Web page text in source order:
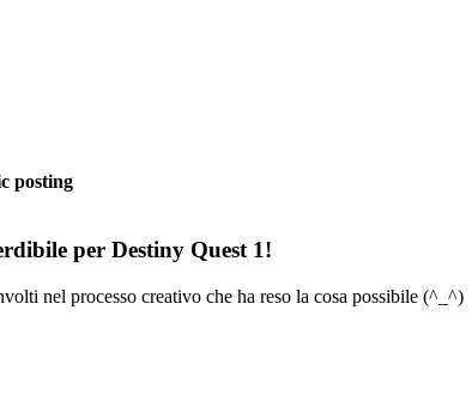
posting
per Destiny Quest 1!
nel processo creativo che ha reso la cosa possibile (^_^)